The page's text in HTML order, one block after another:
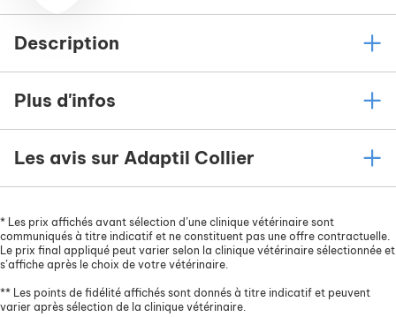
Description
Plus d'infos
Les avis sur Adaptil Collier
* Les prix affichés avant sélection d’une clinique vétérinaire sont
communiqués à titre indicatif et ne constituent pas une offre contractuelle.
Le prix final appliqué peut varier selon la clinique vétérinaire sélectionnée et
s’affiche après le choix de votre vétérinaire.
** Les points de fidélité affichés sont donnés à titre indicatif et peuvent
varier après sélection de la clinique vétérinaire.